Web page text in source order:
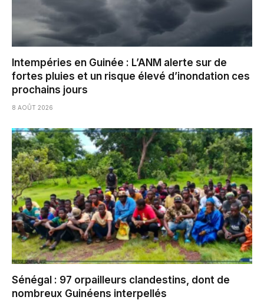
Intempéries en Guinée : L’ANM alerte sur de
fortes pluies et un risque élevé d’inondation ces
prochains jours
8 AOÛT 2026
Sénégal : 97 orpailleurs clandestins, dont de
nombreux Guinéens interpellés